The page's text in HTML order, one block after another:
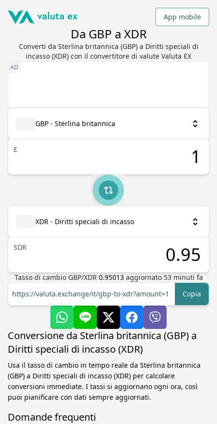
App mobile
Da GBP a XDR
Converti da Sterlina britannica (GBP) a Diritti speciali di
incasso (XDR) con il convertitore di valute Valuta EX
GBP - Sterlina britannica
£
XDR - Diritti speciali di incasso
SDR
Tasso di cambio GBP/XDR 0.95013 aggiornato 53minuti fa
https://valuta.exchange/it/gbp-to-xdr?amount=1
Copia
Conversione da Sterlina britannica (GBP) a
Diritti speciali di incasso (XDR)
Usa il tasso di cambio in tempo reale da Sterlina britannica
(GBP) a Diritti speciali di incasso (XDR) per calcolare
conversioni immediate. I tassi si aggiornano ogni ora, così
puoi pianificare con dati sempre aggiornati.
Domande frequenti